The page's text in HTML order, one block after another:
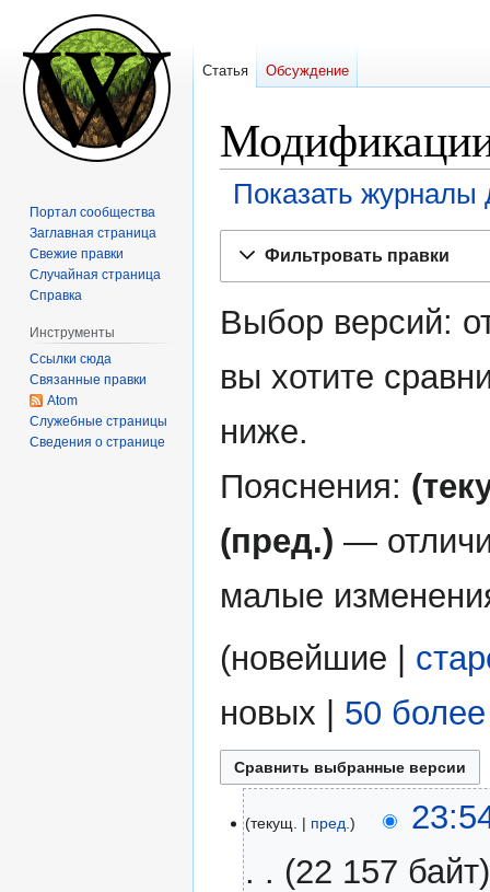
Показать журналы
Фильтровать правки
Выбор версий:
вы хотите
ниже.
Пояснения:
(пред.) —
малые
(новейшие |
новых | 50
февраля
2021
текущ. пред.
22 157 байт
Статья Обсуждение
Портал сообщества
Заглавная страница
Свежие правки
Случайная страница
Справка
Инструменты
Ссылки сюда
Связанные правки
Atom
Служебные страницы
Сведения о странице